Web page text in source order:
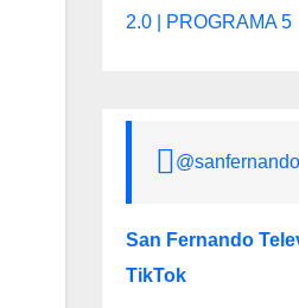
2.0 | PROGRAMA 5
San Fernando
TikTok